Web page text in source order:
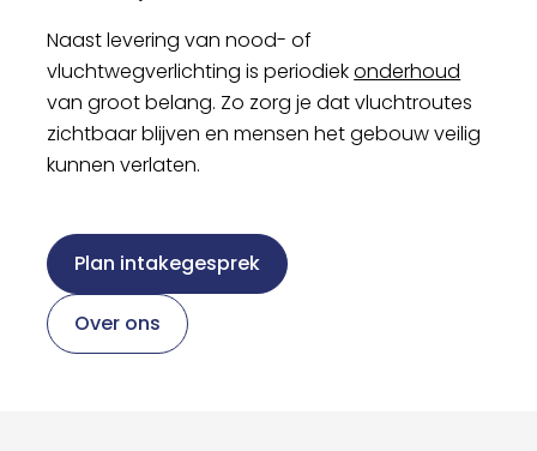
Naast levering van nood- of
vluchtwegverlichting is periodiekonderhoud
van groot belang. Zo zorg je dat vluchtroutes
zichtbaar blijven en mensen het gebouw veilig
kunnen verlaten.
Plan intakegesprek
Over ons